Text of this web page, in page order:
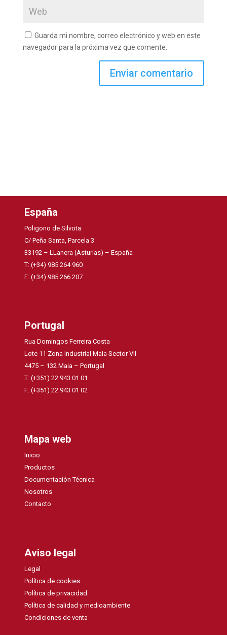
Guarda mi nombre, correo electrónico y web en este
navegador para la próxima vez que comente.
España
Poligono de Silvota
C/ Peña Santa, Parcela 3
33192 – LLanera (Asturias) – España
T: (+34) 985 264 960
F: (+34) 985 266 207
Portugal
Rua Domingos Ferreira Costa
Lote 11 Zona Industrial Maia Sector VII
4475 – 132 Maia – Portugal
T: (+351) 22 943 01 01
F: (+351) 22 943 01 02
Mapa web
Inicio
Productos
Documentación Técnica
Nosotros
Contacto
Aviso legal
Legal
Política de cookies
Política de privacidad
Política de calidad y medioambiente
Condiciones de venta